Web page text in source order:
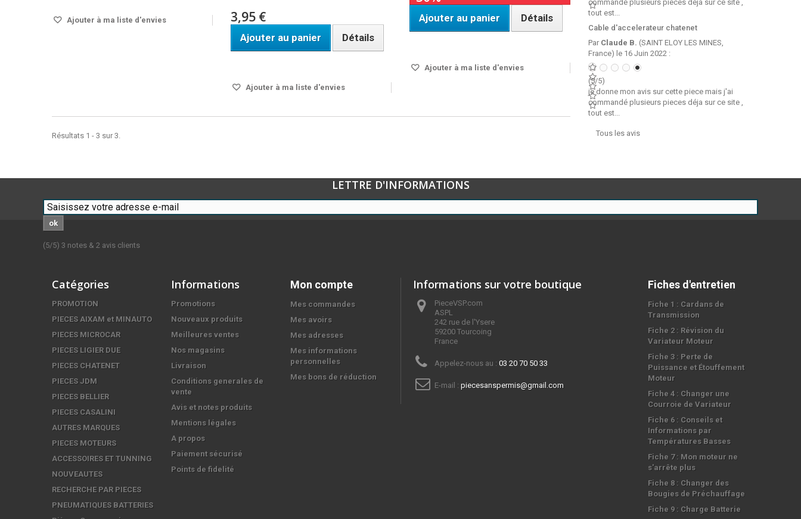
Ajouter à ma liste d'envies 3,95 €
Ajouter au panier Détails
Ajouter à ma liste d'envies
Ajouter au panier Détails
Ajouter à ma liste d'envies
Résultats 1 - 3 sur 3.
commandé plusieurs pieces déja sur ce site ,
tout est...
Cable d'accelerateur chatenet
Par Claude B. (SAINT ELOY LES MINES,
France) le 16 Juin 2022 :
(5/5)
je donne mon avis sur cette piece mais j'ai
commandé plusieurs pieces déja sur ce site ,
tout est...
Tous les avis
LETTRE D'INFORMATIONS
ok
(5/5) 3 notes & 2 avis clients
Catégories
PROMOTION
PIECES AIXAM et MINAUTO
PIECES MICROCAR
PIECES LIGIER DUE
PIECES CHATENET
PIECES JDM
PIECES BELLIER
PIECES CASALINI
AUTRES MARQUES
PIECES MOTEURS
ACCESSOIRES ET TUNNING
NOUVEAUTES
RECHERCHE PAR PIECES
PNEUMATIQUES BATTERIES
Informations
Promotions
Nouveaux produits
Meilleures ventes
Nos magasins
Livraison
Conditions generales de
vente
Avis et notes produits
Mentions légales
A propos
Paiement sécurisé
Points de fidelité
Mon compte
Mes commandes
Mes avoirs
Mes adresses
Mes informations
personnelles
Mes bons de réduction
Informations sur votre boutique
PieceVSP.com
ASPL
242 rue de l'Ysere
59200 Tourcoing
France
Appelez-nous au : 03 20 70 50 33
E-mail : piecesanspermis@gmail.com
Fiches d'entretien
Fiche 1 : Cardans de
Transmission
Fiche 2 : Révision du
Variateur Moteur
Fiche 3 : Perte de
Puissance et Étouffement
Moteur
Fiche 4 : Changer une
Courroie de Variateur
Fiche 6 : Conseils et
Informations par
Températures Basses
Fiche 7 : Mon moteur ne
s'arrête plus
Fiche 8 : Changer des
Bougies de Préchauffage
Fiche 9 : Charge Batterie